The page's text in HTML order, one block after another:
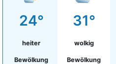
24°
heiter
Bewölkung
31°
wolkig
Bewölkung